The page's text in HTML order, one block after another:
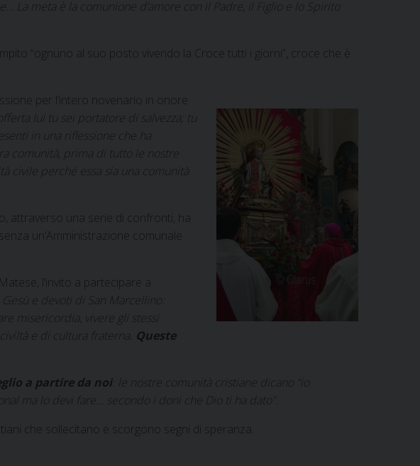
meta è la comunione d’amore con il Padre, il Figlio e lo Spirito
“ognuno al suo posto vivendo la Croce tutti i giorni”, croce che è
per l’intero novenario in onore
lui tu sei portatore di salvezza; tu
in una riflessione che ha
comunità, prima di tutto le nostre
perché essa sia una comunità
attraverso una serie di confronti, ha
un’Amministrazione comunale
l’invito a partecipare a
e devoti di San Marcellino:
misericordia, vivere gli stessi
e di cultura fraterna. Queste
a partire da noi: le nostre comunità cristiane dicano “io
ma lo devi fare… secondo i doni che Dio ti ha dato”.
che sollecitano e scorgono segni di speranza.